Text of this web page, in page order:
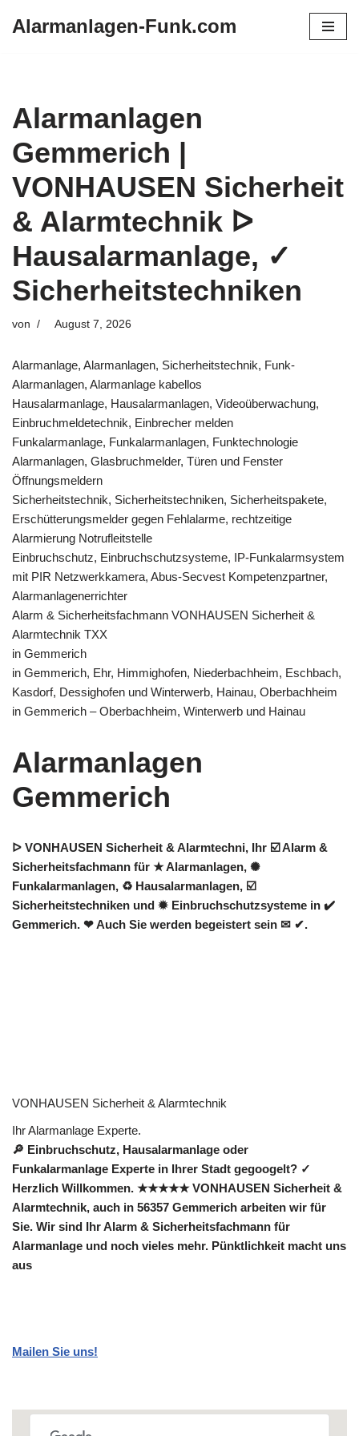
Alarmanlagen-Funk.com
Alarmanlagen
Gemmerich |
VONHAUSEN Sicherheit
& Alarmtechnik ᐅ
Hausalarmanlage, ✓
Sicherheitstechniken
von August 7, 2026
Alarmanlage, Alarmanlagen, Sicherheitstechnik, Funk-
Alarmanlagen, Alarmanlage kabellos
Hausalarmanlage, Hausalarmanlagen, Videoüberwachung,
Einbruchmeldetechnik, Einbrecher melden
Funkalarmanlage, Funkalarmanlagen, Funktechnologie
Alarmanlagen, Glasbruchmelder, Türen und Fenster
Öffnungsmeldern
Sicherheitstechnik, Sicherheitstechniken, Sicherheitspakete,
Erschütterungsmelder gegen Fehlalarme, rechtzeitige
Alarmierung Notrufleitstelle
Einbruchschutz, Einbruchschutzsysteme, IP-Funkalarmsystem
mit PIR Netzwerkkamera, Abus-Secvest Kompetenzpartner,
Alarmanlagenerrichter
Alarm & Sicherheitsfachmann VONHAUSEN Sicherheit &
Alarmtechnik TXX
in Gemmerich
in Gemmerich, Ehr, Himmighofen, Niederbachheim, Eschbach,
Kasdorf, Dessighofen und Winterwerb, Hainau, Oberbachheim
in Gemmerich – Oberbachheim, Winterwerb und Hainau
Alarmanlagen
Gemmerich
ᐅ VONHAUSEN Sicherheit & Alarmtechni, Ihr ☑️ Alarm &
Sicherheitsfachmann für ★ Alarmanlagen, ✺
Funkalarmanlagen, ♻ Hausalarmanlagen, ☑️
Sicherheitstechniken und ✹ Einbruchschutzsysteme in ✔️
Gemmerich. ❤ Auch Sie werden begeistert sein ✉ ✔.
VONHAUSEN Sicherheit & Alarmtechnik
Ihr Alarmanlage Experte.
🔎 Einbruchschutz, Hausalarmanlage oder
Funkalarmanlage Experte in Ihrer Stadt gegoogelt? ✓
Herzlich Willkommen. ★★★★★ VONHAUSEN Sicherheit &
Alarmtechnik, auch in 56357 Gemmerich arbeiten wir für
Sie. Wir sind Ihr Alarm & Sicherheitsfachmann für
Alarmanlage und noch vieles mehr. Pünktlichkeit macht uns
aus
Mailen Sie uns!